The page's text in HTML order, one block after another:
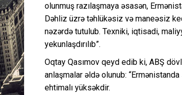
olunmuş razılaşmaya əsasən,
Dəhliz üzrə təhlükəsiz və maneəsiz
nəzərdə tutulub. Texniki, iqtisadi,
yekunlaşdırılıb”.
Oqtay Qasımov qeyd edib ki, ABŞ
anlaşmalar əldə olunub:
ehtimalı yüksəkdir.